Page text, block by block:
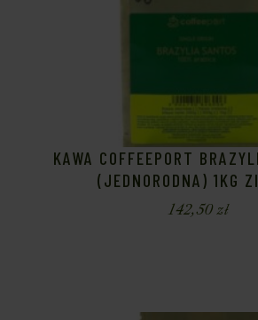
KAWA COFFEEPORT
(JEDNORODNA) 1KG
142,50zł